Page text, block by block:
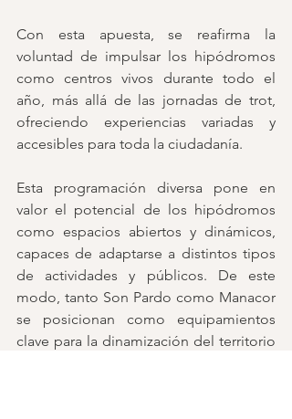
Con esta apuesta, se reafirma la
voluntad de impulsar los hipódromos
como centros vivos durante todo el
año, más allá de las jornadas de trot,
ofreciendo experiencias variadas y
accesibles para toda la ciudadanía.
Esta programación diversa pone en
valor el potencial de los hipódromos
como espacios abiertos y dinámicos,
capaces de adaptarse a distintos tipos
de actividades y públicos. De este
modo, tanto Son Pardo como Manacor
se posicionan como equipamientos
clave para la dinamización del territorio